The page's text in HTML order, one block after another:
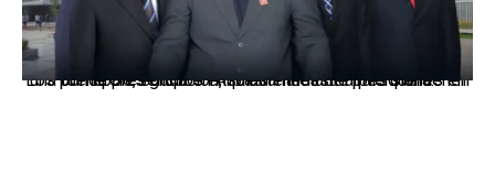
Los principales grupos empresariales del país mantienen una fuerte presencia en Áncash mediante inversiones en comercio, educación, salud e industria pesquera.